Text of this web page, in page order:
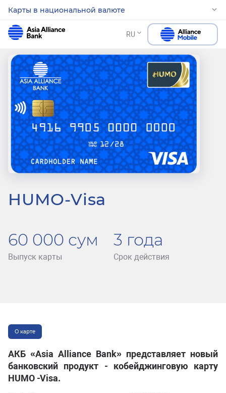
Карты в национальной валюте
RU
HUMO-Visa
60 000 сум
Выпуск карты
3 года
Срок действия
О карте
АКБ «Asia Alliance Bank» представляет новый
банковский продукт - кобейджинговую карту
HUMO -Visa.